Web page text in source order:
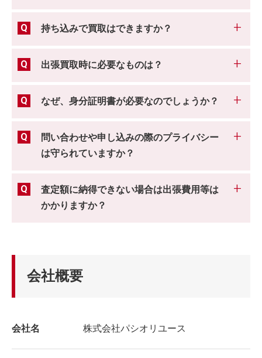
持ち込みで買取はできますか？
出張買取時に必要なものは？
なぜ、身分証明書が必要なのでしょうか？
問い合わせや申し込みの際のプライバシー
は守られていますか？
査定額に納得できない場合は出張費用等は
かかりますか？
会社概要
会社名 株式会社パシオリユース